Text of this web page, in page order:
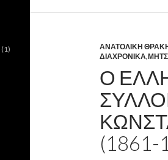
ΑΝΑΤΟΛΙΚΗ
ΔΙΑΧΡΟΝΙΚΑ,
Ο
(1861-
(1)